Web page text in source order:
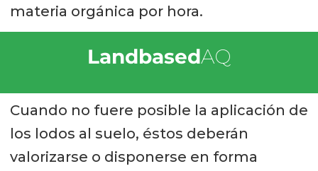
materia orgánica por hora.
LandbasedAQ
Cuando no fuere posible la aplicación de
los lodos al suelo, éstos deberán
valorizarse o disponerse en forma